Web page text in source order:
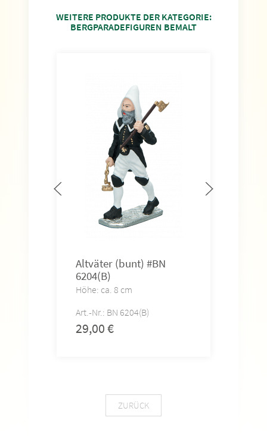
WEITERE PRODUKTE DER KATEGORIE:
BERGPARADEFIGUREN BEMALT
Altväter (bunt) #BN
6204(B)
Höhe: ca. 8 cm
Art.-Nr.: BN 6204(B)
29,00€
ZURÜCK